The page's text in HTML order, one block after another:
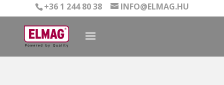
+36 1 244 80 38 INFO@ELMAG.HU